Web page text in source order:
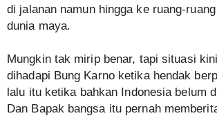
di jalanan namun hingga ke ruang-
dunia maya.
Mungkin tak mirip benar, tapi situasi
dihadapi Bung Karno ketika hendak
lalu itu ketika bahkan Indonesia belum
Dan Bapak bangsa itu pernah